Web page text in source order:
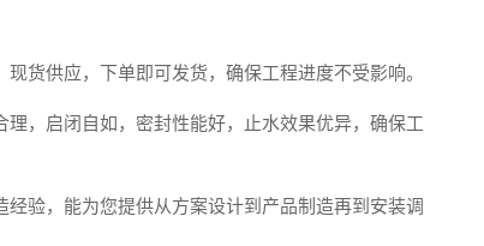
货供应，下单即可发货，确保工程进度不受影响。
，启闭自如，密封性能好，止水效果优异，确保工
验，能为您提供从方案设计到产品制造再到安装调